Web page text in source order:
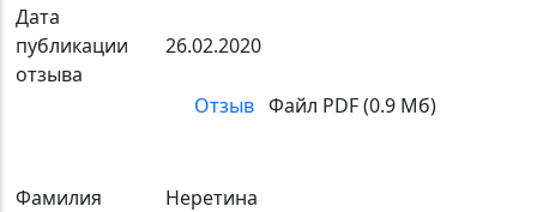
Дата
публикации
отзыва
26.02.2020
Отзыв Файл PDF (0.9 Мб)
Фамилия
Неретина